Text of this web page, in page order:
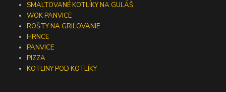
SMALTOVANÉ KOTLÍKY NA GULÁŠ
WOK PANVICE
ROŠTY NA GRILOVANIE
HRNCE
PANVICE
PIZZA
KOTLINY POD KOTLÍKY